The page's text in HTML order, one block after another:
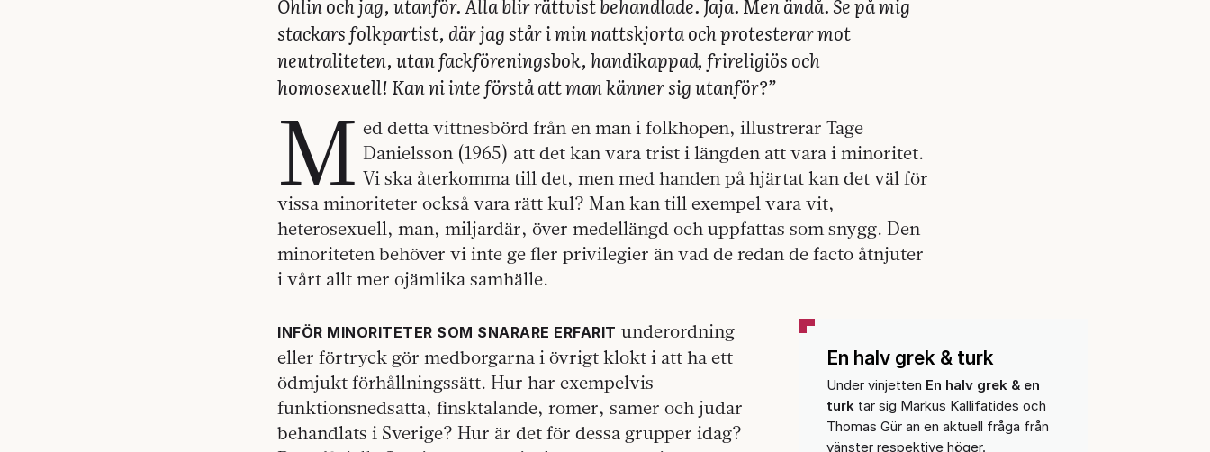
stackars folkpartist, där jag står i min nattskjorta och protesterar mot
neutraliteten, utan fackföreningsbok, handikappad, frireligiös och
homosexuell! Kan ni inte förstå att man känner sig utanför?”
M ed detta vittnesbörd från en man i folkhopen, illustrerar Tage
Danielsson (1965) att det kan vara trist i längden att vara i minoritet.
Vi ska återkomma till det, men med handen på hjärtat kan det väl för
vissa minoriteter också vara rätt kul? Man kan till exempel vara vit,
heterosexuell, man, miljardär, över medellängd och uppfattas som snygg. Den
minoriteten behöver vi inte ge fler privilegier än vad de redan de facto åtnjuter
i vårt allt mer ojämlika samhälle.
En halv grek & turk
Under vinjetten En halv grek & en
turk tar sig Markus Kallifatides och
Thomas Gür an en aktuell fråga från
vänster respektive höger.
INFÖR MINORITETER SOM SNARARE ERFARIT underordning
eller förtryck gör medborgarna i övrigt klokt i att ha ett
ödmjukt förhållningssätt. Hur har exempelvis
funktionsnedsatta, finsktalande, romer, samer och judar
behandlats i Sverige? Hur är det för dessa grupper idag?